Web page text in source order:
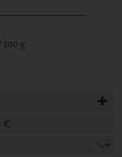
100 g
€